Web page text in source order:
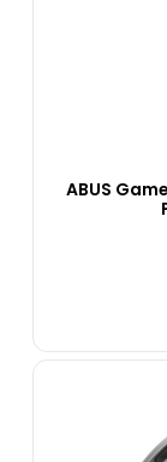
ABUS